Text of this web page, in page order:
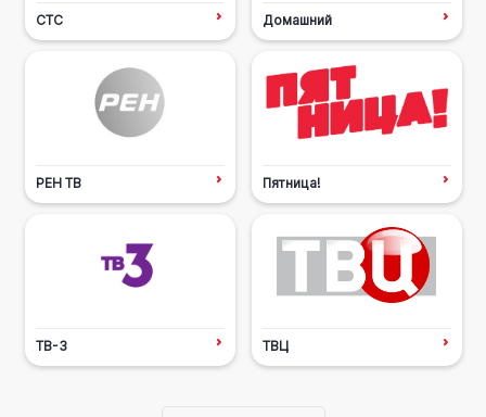
СТС Домашний
РЕН ТВ Пятница!
ТВ-3 ТВЦ